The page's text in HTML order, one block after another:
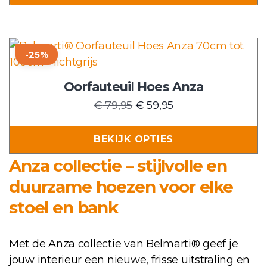
€ 89,95.€ 69,95.
kan
worden
op
productpagina
-25%
Oorfauteuil Hoes Anza
€79,95 Oorspronkelijke
was:
€ 79,95.
€ 59,95Huidige
€ 59,95.
BEKIJK OPTIES
Dit
product
Deze
kan
gekozen
worden
op
productpagina
Anza collectie – stijlvolle en
duurzame hoezen voor elke
stoel en bank
Met de Anza collectie van Belmarti® geef je
jouw interieur een nieuwe, frisse uitstraling en